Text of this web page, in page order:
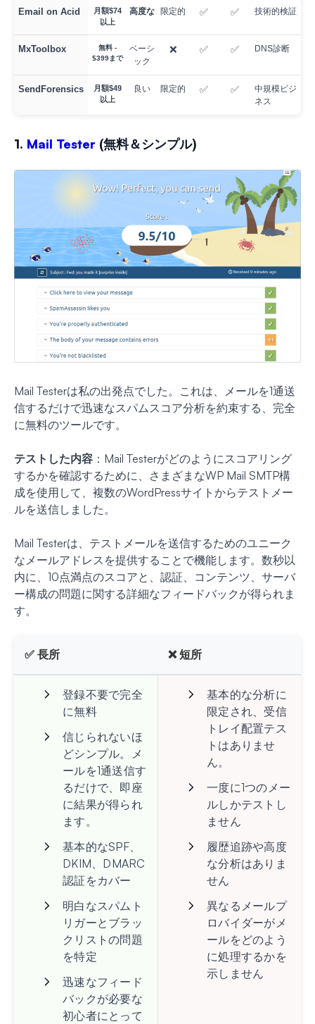
Email on Acid
月額$74
以上
高度な 限定的 ✅ ✅ 技術的検証
MxToolbox
無料 -
$399まで
ベーシ
ック
❌ ✅ ✅ DNS診断
SendForensics
月額$49
以上
良い 限定的 ✅ ✅
中規模ビジ
ネス
1. Mail Tester (無料＆シンプル)
Mail Testerは私の出発点でした。これは、メールを1通送
信するだけで迅速なスパムスコア分析を約束する、完全
に無料のツールです。
テストした内容 ：Mail Testerがどのようにスコアリング
するかを確認するために、さまざまなWP Mail SMTP構
成を使用して、複数のWordPressサイトからテストメー
ルを送信しました。
Mail Testerは、テストメールを送信するためのユニーク
なメールアドレスを提供することで機能します。数秒以
内に、10点満点のスコアと、認証、コンテンツ、サーバ
ー構成の問題に関する詳細なフィードバックが得られま
す。
✅ 長所 ❌ 短所
登録不要で完全
に無料
信じられないほ
どシンプル。メ
ールを1通送信す
るだけで、即座
に結果が得られ
ます。
基本的なSPF、
DKIM、DMARC
認証をカバー
明白なスパムト
リガーとブラッ
クリストの問題
を特定
迅速なフィード
バックが必要な
初心者にとって
基本的な分析に
限定され、受信
トレイ配置テス
トはありませ
ん。
一度に1つのメー
ルしかテストし
ません
履歴追跡や高度
な分析はありま
せん
異なるメールプ
ロバイダーがメ
ールをどのよう
に処理するかを
示しません